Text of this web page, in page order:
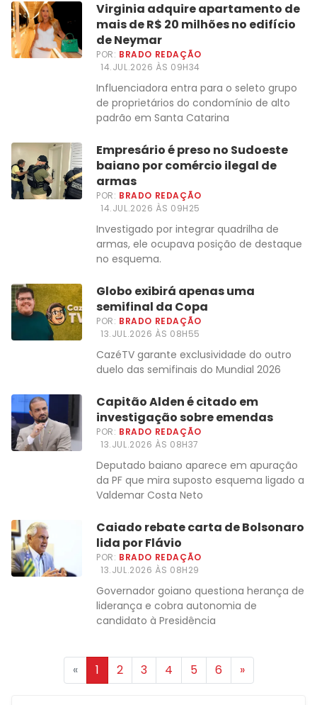
Virginia adquire apartamento de
mais de R$ 20 milhões no edifício
de Neymar
POR: BRADO REDAÇÃO
14.JUL.2026 ÀS 09H34
Influenciadora entra para o seleto grupo
de proprietários do condomínio de alto
padrão em Santa Catarina
Empresário é preso no Sudoeste
baiano por comércio ilegal de
armas
POR: BRADO REDAÇÃO
14.JUL.2026 ÀS 09H25
Investigado por integrar quadrilha de
armas, ele ocupava posição de destaque
no esquema.
Globo exibirá apenas uma
semifinal da Copa
POR: BRADO REDAÇÃO
13.JUL.2026 ÀS 08H55
CazéTV garante exclusividade do outro
duelo das semifinais do Mundial 2026
Capitão Alden é citado em
investigação sobre emendas
POR: BRADO REDAÇÃO
13.JUL.2026 ÀS 08H37
Deputado baiano aparece em apuração
da PF que mira suposto esquema ligado a
Valdemar Costa Neto
Caiado rebate carta de Bolsonaro
lida por Flávio
POR: BRADO REDAÇÃO
13.JUL.2026 ÀS 08H29
Governador goiano questiona herança de
liderança e cobra autonomia de
candidato à Presidência
« 1 2 3 4 5 6 »